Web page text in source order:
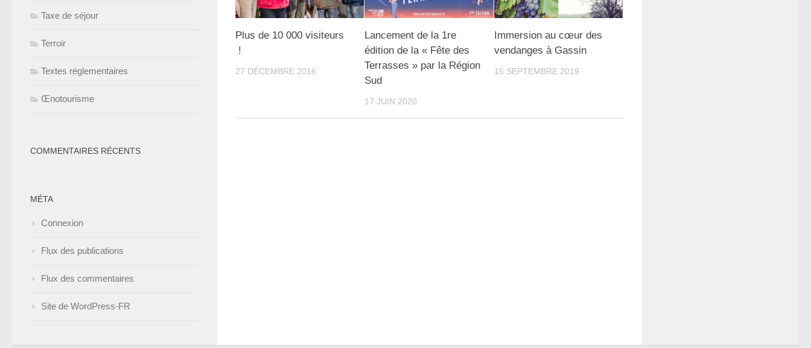
Plus de 10 000 visiteurs
!
27 DÉCEMBRE 2016
Lancement de la 1re
édition de la « Fête des
Terrasses » par la Région
Sud
17 JUIN 2020
Immersion au cœur des
vendanges à Gassin
15 SEPTEMBRE 2019
Taxe de séjour
Terroir
Textes réglementaires
Œnotourisme
COMMENTAIRES RÉCENTS
MÉTA
Connexion
Flux des publications
Flux des commentaires
Site de WordPress-FR